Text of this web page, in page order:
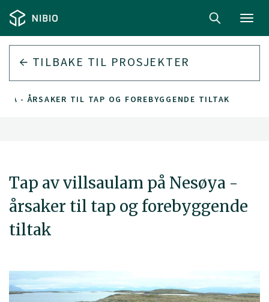
TILBAKE TIL PROSJEKTER
- ÅRSAKER TIL TAP OG FOREBYGGENDE TILTAK
Tap av villsaulam på Nesøya -
årsaker til tap og forebyggende
tiltak